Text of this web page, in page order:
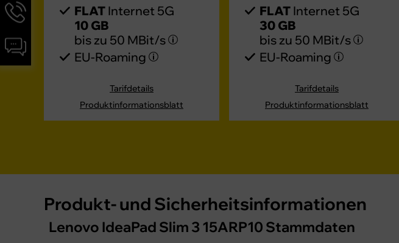
FLAT Internet 5G
10 GB
bis zu 50 MBit/s
EU-Roaming
Tarifdetails
Produktinformationsblatt
FLAT Internet 5G
30 GB
bis zu 50 MBit/s
EU-Roaming
Tarifdetails
Produktinformationsblatt
Produkt- und Sicherheitsinformationen
Lenovo IdeaPad Slim 3 15ARP10 Stammdaten
Hotline-
Informationen
werden
angezeigt
Chat-
Informationen
werden